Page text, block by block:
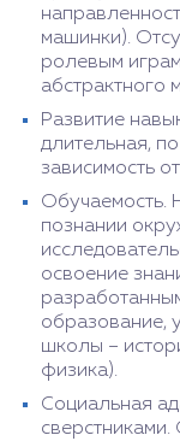
машинки).
ролевым
абстрактного
Развитие
длительная,
зависимость
Обучаемость.
познании
освоение
образование,
школы –
физика).
Социальная
сверстниками.